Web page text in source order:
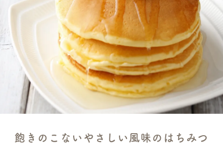
飽きのこないやさしい風味のはちみつ